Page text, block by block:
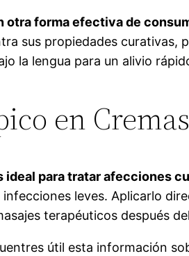
otra forma efectiva de
sus propiedades curativas,
la lengua para un alivio
en
ideal para tratar afecciones
leves. Aplicarlo
terapéuticos después
útil esta información